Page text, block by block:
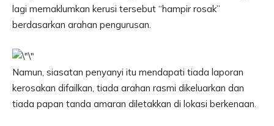
lagi memaklumkan kerusi tersebut “hampir rosak”
berdasarkan arahan pengurusan.
Namun, siasatan penyanyi itu mendapati tiada laporan
kerosakan difailkan, tiada arahan rasmi dikeluarkan dan
tiada papan tanda amaran diletakkan di lokasi berkenaan.